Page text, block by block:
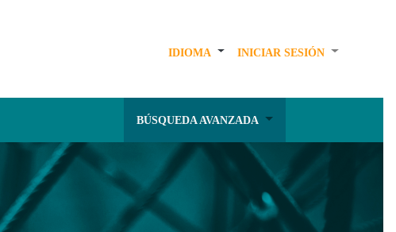
IDIOMA INICIAR SESIÓN
BÚSQUEDA AVANZADA